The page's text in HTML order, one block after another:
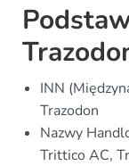
INN
Trazodon
Nazwy
Trittico AC,